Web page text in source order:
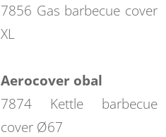
7856 Gas barbecue cover
XL
Aerocover obal
7874 Kettle barbecue
cover Ø67